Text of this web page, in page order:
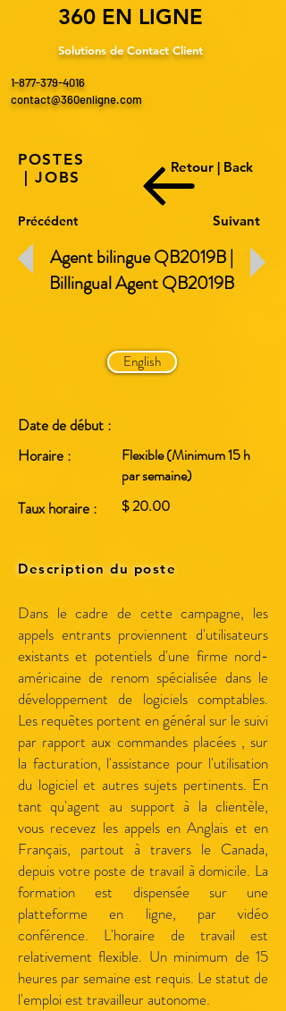
360 EN LIGNE
Solutions de Contact Client
1-877-379-4016
contact@360enligne.com
POSTES
| JOBS
Agent bilingue QB2019B |
Billingual Agent QB2019B
Description du poste
Dans le cadre de cette campagne, les
appels entrants proviennent d'utilisateurs
existants et potentiels d'une firme nord-
américaine de renom spécialisée dans le
développement de logiciels comptables.
Les requêtes portent en général sur le suivi
par rapport aux commandes placées , sur
la facturation, l'assistance pour l'utilisation
du logiciel et autres sujets pertinents. En
tant qu'agent au support à la clientèle,
vous recevez les appels en Anglais et en
Français, partout à travers le Canada,
depuis votre poste de travail à domicile. La
formation est dispensée sur une
platteforme en ligne, par vidéo
conférence. L'horaire de travail est
relativement flexible. Un minimum de 15
heures par semaine est requis. Le statut de
l'emploi est travailleur autonome.
Date de début :
Flexible (Minimum 15 h
par semaine)
Horaire :
$ 20.00
Taux horaire :
Retour | Back
English
Précédent Suivant